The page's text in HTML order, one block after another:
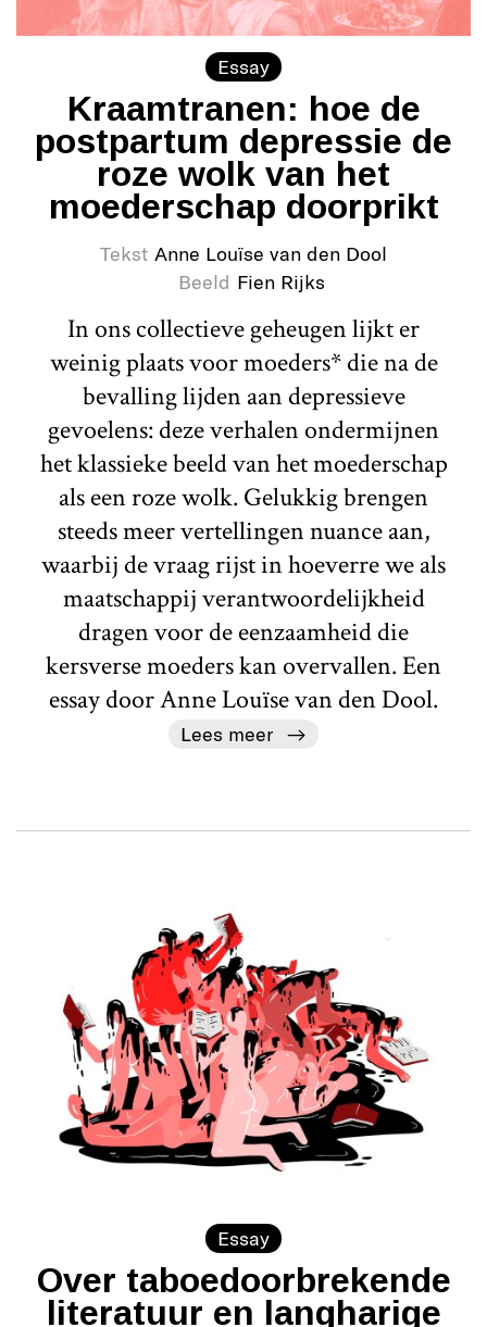
Essay
Kraamtranen: hoe de
postpartum depressie de
roze wolk van het
moederschap doorprikt
Tekst Anne Louïse van den Dool
Beeld Fien Rijks
In ons collectieve geheugen lijkt er
weinig plaats voor moeders* die na de
bevalling lijden aan depressieve
gevoelens: deze verhalen ondermijnen
het klassieke beeld van het moederschap
als een roze wolk. Gelukkig brengen
steeds meer vertellingen nuance aan,
waarbij de vraag rijst in hoeverre we als
maatschappij verantwoordelijkheid
dragen voor de eenzaamheid die
kersverse moeders kan overvallen. Een
essay door Anne Louïse van den Dool.
Lees meer
Essay
Over taboedoorbrekende
literatuur en langharige